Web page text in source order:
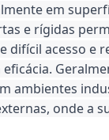
em
e rígidas
difícil acesso e
ambientes
onde a